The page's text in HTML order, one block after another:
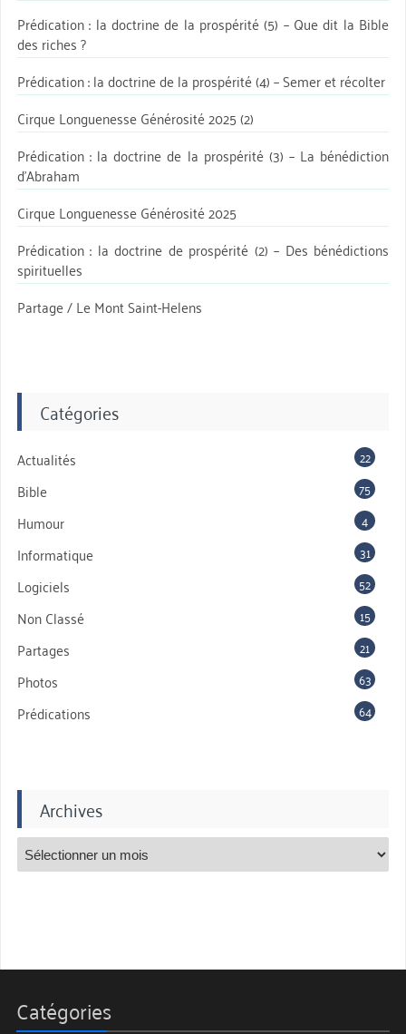
Prédication : la doctrine de la prospérité (5) – Que dit la Bible
des riches ?
Prédication : la doctrine de la prospérité (4) – Semer et récolter
Cirque Longuenesse Générosité 2025 (2)
Prédication : la doctrine de la prospérité (3) – La bénédiction
d’Abraham
Cirque Longuenesse Générosité 2025
Prédication : la doctrine de prospérité (2) – Des bénédictions
spirituelles
Partage / Le Mont Saint-Helens
Catégories
Actualités 22
Bible 75
Humour 4
Informatique 31
Logiciels 52
Non Classé 15
Partages 21
Photos 63
Prédications 64
Archives
Catégories